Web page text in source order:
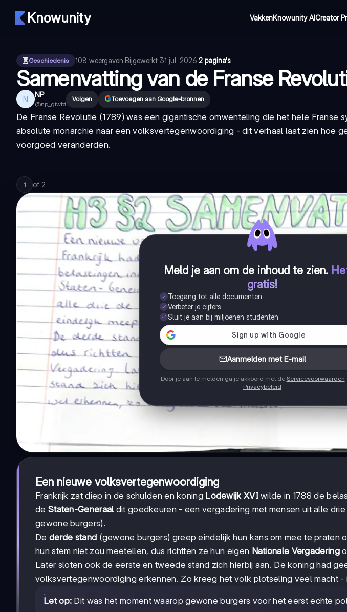
Knowunity VakkenKnowunity AICreator
Geschiedenis 108 weergaven·Bijgewerkt 31 jul. 2026·2 pagina's
Samenvatting van de Franse
N NP
@np_gtwbf
Volgen Toevoegen aan Google-bronnen
De Franse Revolutie (1789) was een gigantische omwenteling die het hele Franse
absolute monarchie naar een volksvertegenwoordiging - dit verhaal laat zien hoe
voorgoed veranderden.
1 of 2
Meld je aan om de inhoud te zien.
gratis!
Toegang tot alle documenten
Verbeter je cijfers
Sluit je aan bij miljoenen studenten
Aanmelden met E-mail
Door je aan te melden ga je akkoord met de Servicevoorwaarden
Privacybeleid
Een nieuwe volksvertegenwoordiging
Frankrijk zat diep in de schulden en koning Lodewijk XVIwilde in 1788 de
de Staten-Generaal dit goedkeuren - een vergadering met mensen uit alle
gewone burgers).
De derde stand (gewone burgers) greep eindelijk hun kans om mee te praten
hun stem niet zou meetellen, dus richtten ze hun eigen Nationale Vergadering
Later sloten ook de eerste en tweede stand zich hierbij aan. De koning had
volksvertegenwoordiging erkennen. Zo kreeg het volk plotseling veel macht -
Let op: Dit was het moment waarop gewone burgers voor het eerst echte